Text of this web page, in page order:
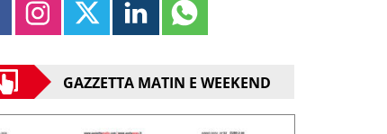
GAZZETTA MATIN E WEEKEND